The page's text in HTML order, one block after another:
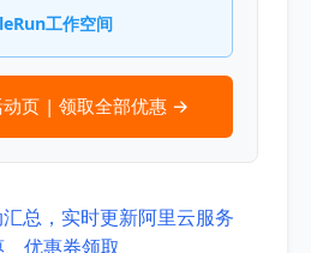
工作空间
动页 | 领取全部优惠 →
总，实时更新阿里云服务
优惠券领取